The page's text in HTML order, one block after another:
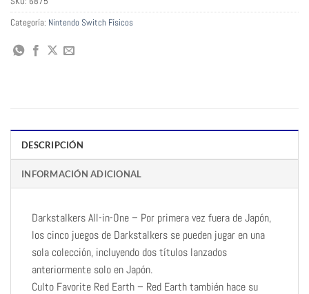
Categoría: Nintendo Switch Físicos
DESCRIPCIÓN
INFORMACIÓN ADICIONAL
Darkstalkers All-in-One – Por primera vez fuera de Japón,
los cinco juegos de Darkstalkers se pueden jugar en una
sola colección, incluyendo dos títulos lanzados
anteriormente solo en Japón.
Culto Favorite Red Earth – Red Earth también hace su